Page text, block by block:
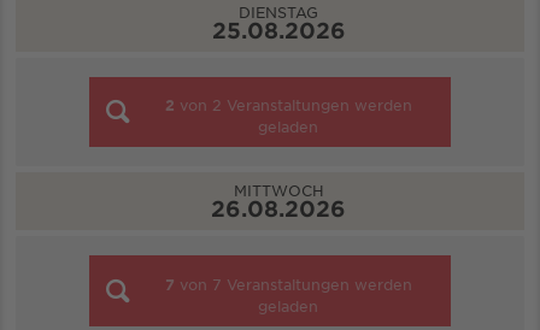
DIENSTAG
25.08.2026
2 von 2 Veranstaltungen werden
geladen
MITTWOCH
26.08.2026
7 von 7 Veranstaltungen werden
geladen